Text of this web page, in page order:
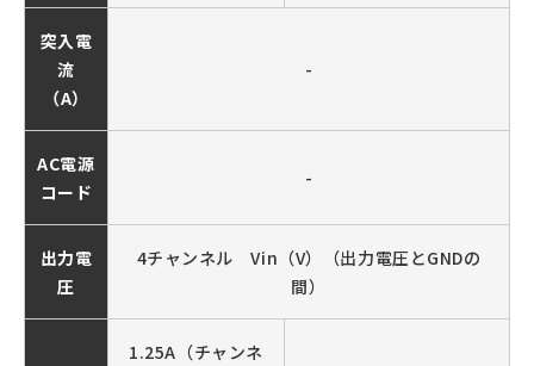
突入電
流
（A）
-
AC電源
コード
-
出力電
圧
4チャンネル Vin（V）（出力電圧とGNDの
間）
1.25A（チャンネ